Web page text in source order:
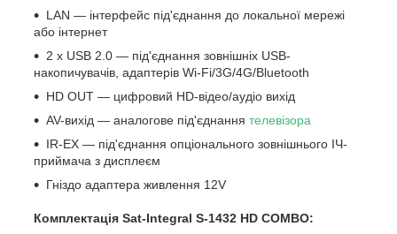
LAN — інтерфейс під'єднання до локальної мережі
або інтернет
2 x USB 2.0 — під'єднання зовнішніх USB-
накопичувачів, адаптерів Wi-Fi/3G/4G/Bluetooth
HD OUT — цифровий HD-відео/аудіо вихід
AV-вихід — аналогове під'єднання телевізора
IR-EX — під'єднання опціонального зовнішнього ІЧ-
приймача з дисплеєм
Гніздо адаптера живлення 12V
Комплектація Sat-Integral S-1432 HD COMBO: